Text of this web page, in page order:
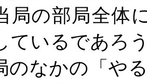
局の部局全体
ているであろ
のなかの「や